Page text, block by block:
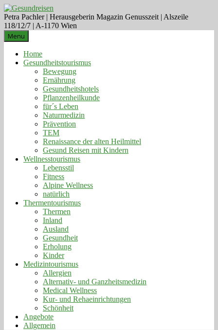
Petra Pachler | Herausgeberin Magazin Genusszeit | Alszeile
118/12/7 | A-1170 Wien
Menu
Home
Gesundheitstourismus
Bewegung
Ernährung
Gesundheitshotels
Pflanzenheilkunde
für´s Leben
Naturmedizin
Prävention
TEM
Renaissance der alten Heilmittel
Gesund Reisen mit Kindern
Wellnesstourismus
Lebensstil
Fitness
Alpine Wellness
natürlich
Thermentourismus
Thermen
Inland
Ausland
Gesundheit
Erholung
Kinder
Medizintourismus
Allergien
Alternativ- und Ganzheitsmedizin
Medical Wellness
Kur- und Rehaeinrichtungen
Schönheit
Angebote
Allgemein